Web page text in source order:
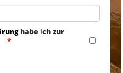
habe ich zur